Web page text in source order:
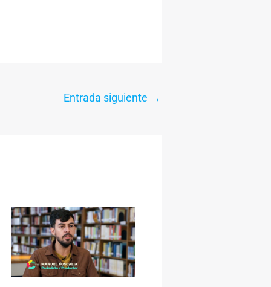
Entrada siguiente →